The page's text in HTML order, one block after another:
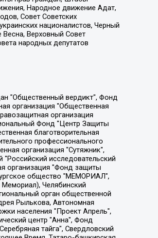
Народное движение Адат,
Совет Советских
националистов, Черный
Верховный Совет
народных депутатов
организация поддержки и развития альтернативных образовательных технологий и межкультурных коммуникаций "ИНТЕРРА", Маяковская Екатерина Алексеевна, Фейгин Марк Захарович, Филимонов Андрей Викторович, Дзугкоева Регина Николаевна, Доброхотов Роман Александрович, Дудь Юрий Александрович, Елкин Сергей Владимирович, Кругликов Кирилл Игоревич, Сабунаева Мария Леонидовна, Семенов Алексей Владимирович, Шаинян Карен Багратович, Шульман Екатерина Михайловна, Асафьев Артур Валерьевич, Вахштайн Виктор Семенович, Венедиктов Алексей Алексеевич, Лушникова Екатерина Евгеньевна, Волков Леонид Михайлович, Невзоров Александр Глебович, Пархоменко Сергей Борисович, Сироткин Ярослав Николаевич, Кара-Мурза Владимир Владимирович, Баранова Наталья Владимировна, Гозман Леонид Яковлевич, Кагарлицкий Борис Юльевич, Климарев Михаил Валерьевич, Милов Владимир Станиславович, Автономная некоммерческая организация Краснодарский центр современного искусства "Типография", Моргенштерн Алишер Тагирович, Соболь Любовь Эдуардовна, Общество с ограниченной ответственностью "ЛИЗА НОРМ", Каспаров Гарри Кимович, Ходорковский Михаил Борисович, Общество с ограниченной ответственностью "Апрельские тезисы", Данилович Ирина Брониславовна, Кашин Олег Владимирович, Петров Николай Владимирович, Пивоваров Алексей Владимирович, Соколов Михаил Владимирович, Цветкова Юлия Владимировна, Чичваркин Евгений Александрович, Комитет против пыток/Команда против пыток, Общество с ограниченной ответственностью "Первый научный", Общество с ограниченной ответственностью "Вертолет и ко", Белоцерковская Вероника Борисовна, Кац Максим Евгеньевич, Лазарева Татьяна Юрьевна, Шаведдинов Руслан Табризович, Яшин Илья Валерьевич, Общество с ограниченной ответственностью "Иноагент ААВ", Алешковский Дмитрий Петрович, Альбац Евгения Марковна, Быков Дмитрий Львович, Галямина Юлия Евгеньевна, Лойко Сергей Леонидович, Мартынов Кирилл Константинович, Медведев Сергей Александрович, Крашенинников Федор Геннадиевич, Гордеева Катерина Вл